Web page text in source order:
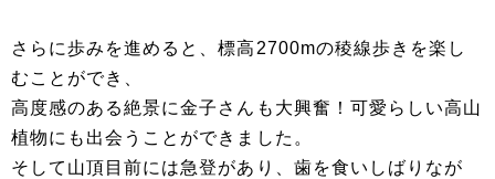
さらに歩みを進めると、標高2700mの稜線歩きを楽し
むことができ、
高度感のある絶景に金子さんも大興奮！可愛らしい高山
植物にも出会うことができました。
そして山頂目前には急登があり、歯を食いしばりなが